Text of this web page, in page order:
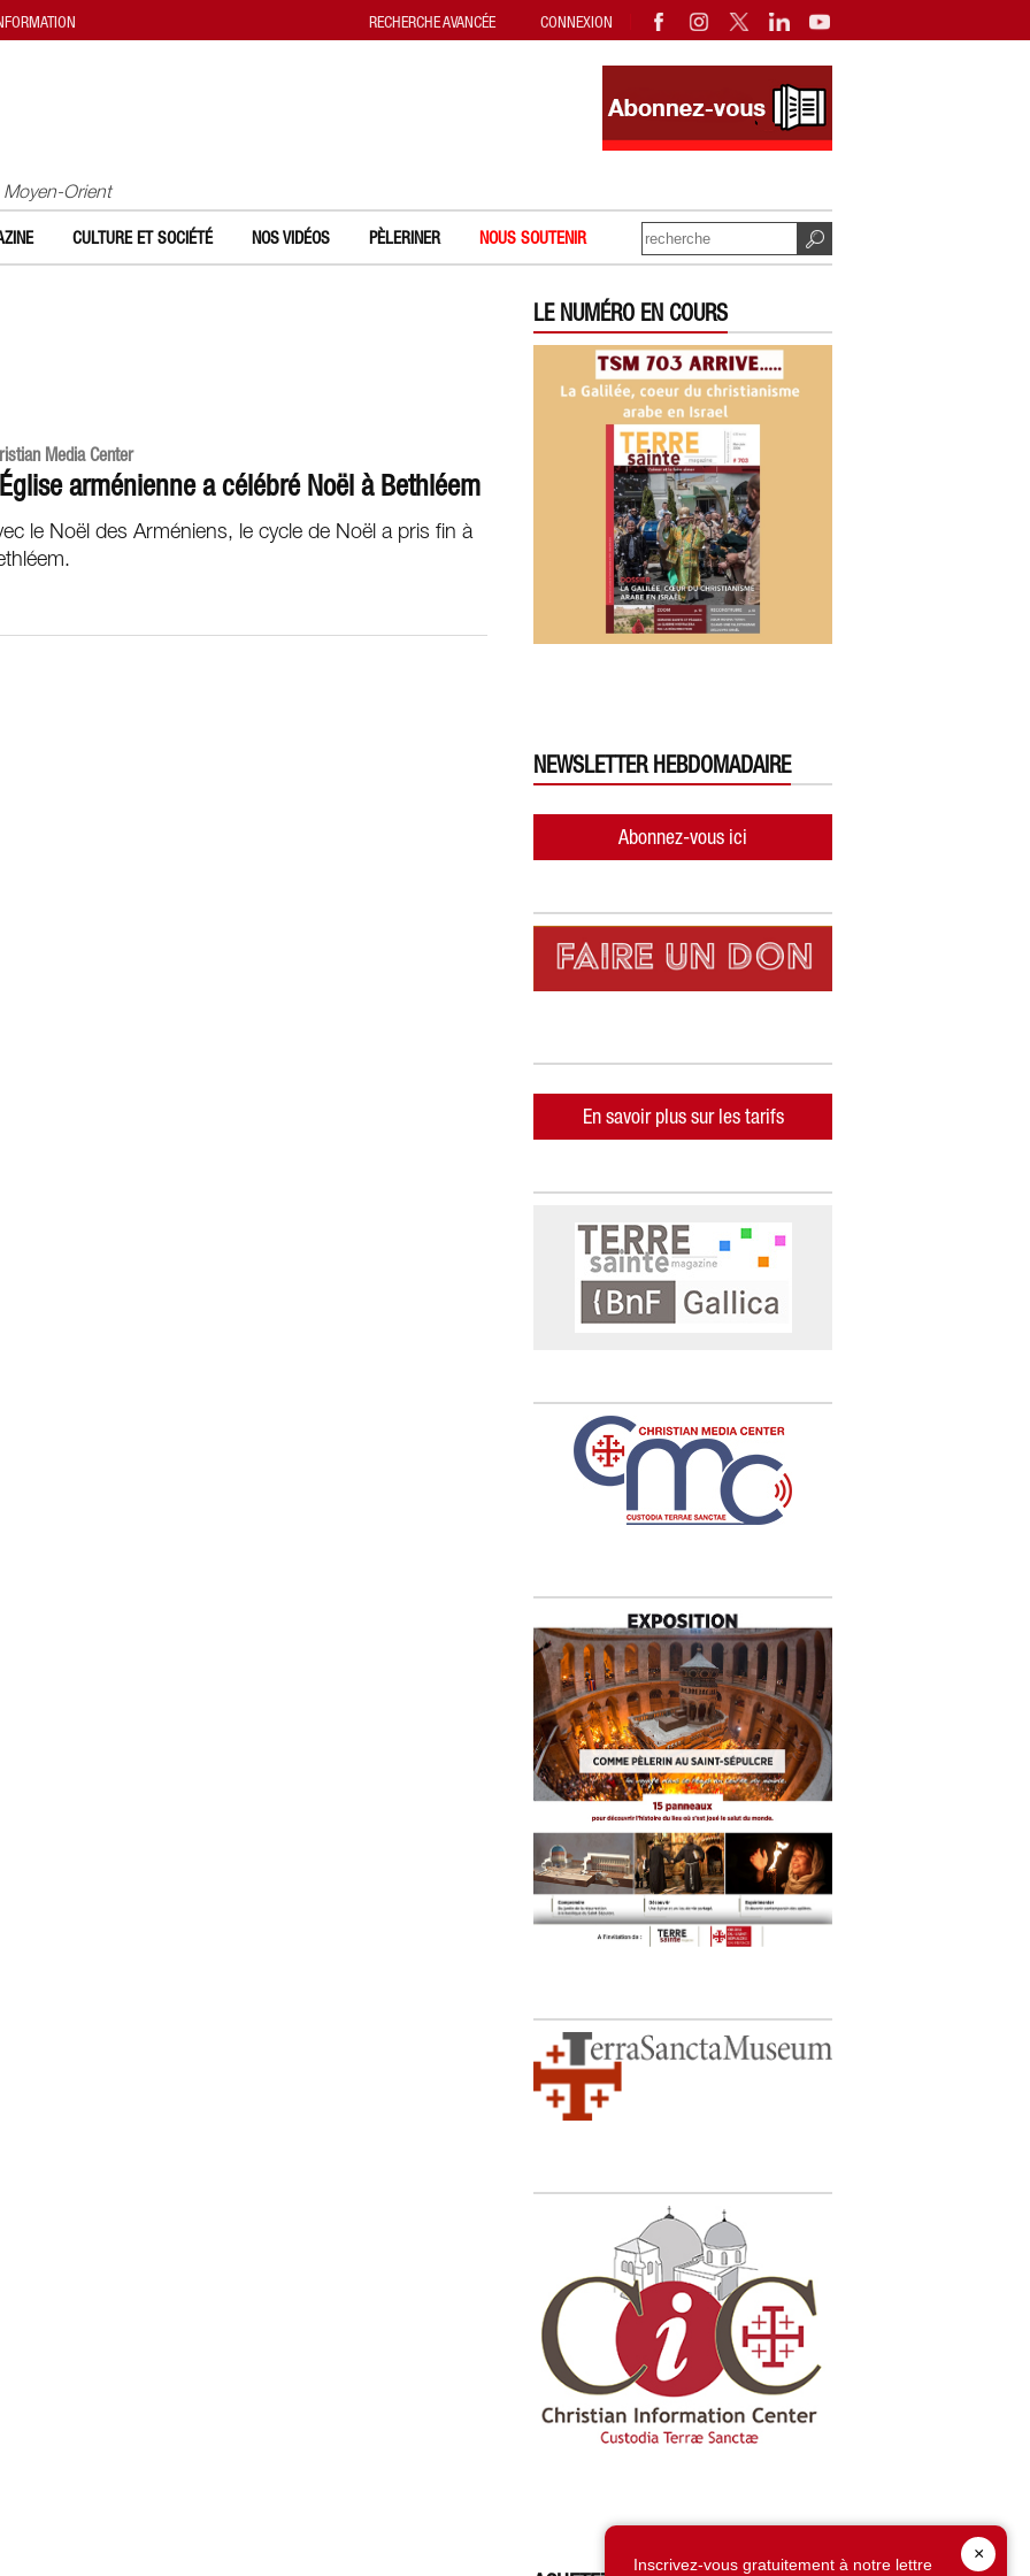
Orient
CULTURE ET SOCIÉTÉ NOS VIDÉOS PÈLERINER NOUS SOUTENIR
Media Center
arménienne a célébré Noël à Bethléem
le Noël des Arméniens, le cycle de Noël a pris fin à
LE NUMÉRO EN COURS
NEWSLETTER HEBDOMADAIRE
Abonnez-vous ici
En savoir plus sur les tarifs
×
Inscrivez-vous gratuitement à notre lettre
RECHERCHE AVANCÉE CONNEXION